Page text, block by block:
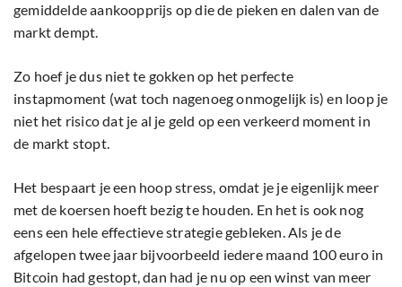
gemiddelde aankoopprijs op die de pieken en dalen van de
markt dempt.
Zo hoef je dus niet te gokken op het perfecte
instapmoment (wat toch nagenoeg onmogelijk is) en loop je
niet het risico dat je al je geld op een verkeerd moment in
de markt stopt.
Het bespaart je een hoop stress, omdat je je eigenlijk meer
met de koersen hoeft bezig te houden. En het is ook nog
eens een hele effectieve strategie gebleken. Als je de
afgelopen twee jaar bijvoorbeeld iedere maand 100 euro in
Bitcoin had gestopt, dan had je nu op een winst van meer